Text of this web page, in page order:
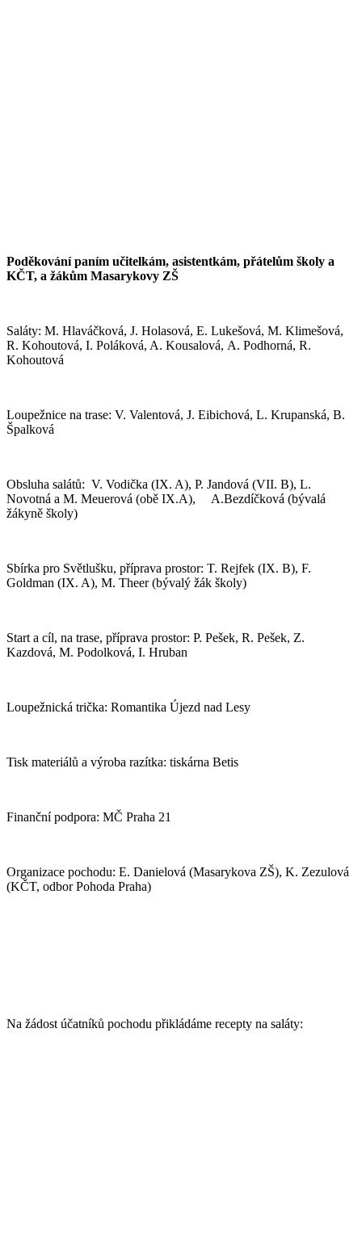
Poděkování paním učitelkám, asistentkám, přátelům školy a
KČT, a žákům Masarykovy ZŠ
Saláty: M. Hlaváčková, J. Holasová, E. Lukešová, M. Klimešová,
R. Kohoutová, I. Poláková, A. Kousalová, A. Podhorná, R.
Kohoutová
Loupežnice na trase: V. Valentová, J. Eibichová, L. Krupanská, B.
Špalková
Obsluha salátů: V. Vodička (IX. A), P. Jandová (VII. B), L.
Novotná a M. Meuerová (obě IX.A), A.Bezdíčková (bývalá
žákyně školy)
Sbírka pro Světlušku, příprava prostor: T. Rejfek (IX. B), F.
Goldman (IX. A), M. Theer (bývalý žák školy)
Start a cíl, na trase, příprava prostor: P. Pešek, R. Pešek, Z.
Kazdová, M. Podolková, I. Hruban
Loupežnická trička: Romantika Újezd nad Lesy
Tisk materiálů a výroba razítka: tiskárna Betis
Finanční podpora: MČ Praha 21
Organizace pochodu: E. Danielová (Masarykova ZŠ), K. Zezulová
(KČT, odbor Pohoda Praha)
Na žádost účatníků pochodu přikládáme recepty na saláty: